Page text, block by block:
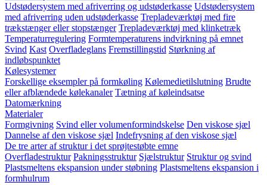
Udstødersystem med afriverring og udstøderkasse Udstødersystem
med afriverring uden udstøderkasse Trepladeværktøj med fire
trækstænger eller stopstænger Trepladeværktøj med klinketræk
Temperaturregulering Formtemperaturens indvirkning på emnet
Svind Kast Overfladeglans Fremstillingstid Størkning af
indløbspunktet
Kølesystemer
Forskellige eksempler på formkøling Kølemedietilslutning Brudte
eller afblændede kølekanaler Tætning af køleindsatse
Datomærkning
Materialer
Formgivning Svind eller volumenformindskelse Den viskose sjæl
Dannelse af den viskose sjæl Indefrysning af den viskose sjæl
De tre arter af struktur i det sprøjtestøbte emne
Overfladestruktur Pakningsstruktur Sjælstruktur Struktur og svind
Plastsmeltens ekspansion under støbning Plastsmeltens ekspansion i
formhulrum